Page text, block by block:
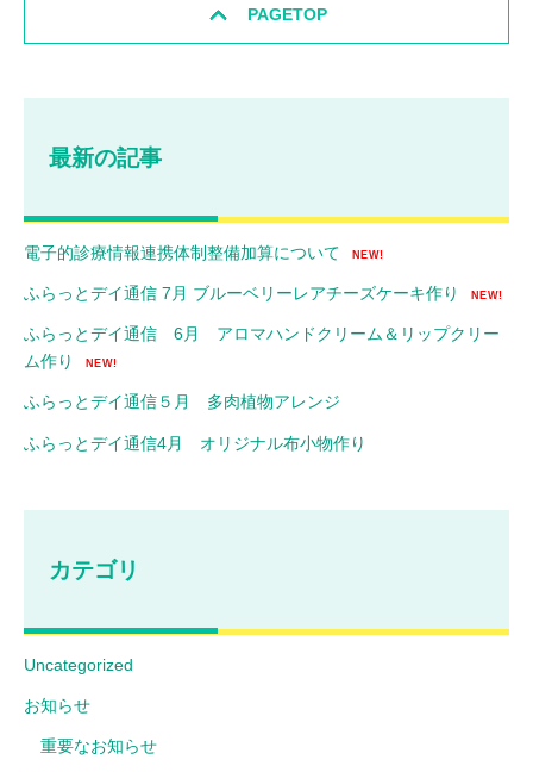
PAGETOP
最新の記事
電子的診療情報連携体制整備加算について NEW!
ふらっとデイ通信 7月 ブルーベリーレアチーズケーキ作り NEW!
ふらっとデイ通信 6月 アロマハンドクリーム＆リップクリー
ム作り
NEW!
ふらっとデイ通信５月 多肉植物アレンジ
ふらっとデイ通信4月 オリジナル布小物作り
カテゴリ
Uncategorized
お知らせ
重要なお知らせ